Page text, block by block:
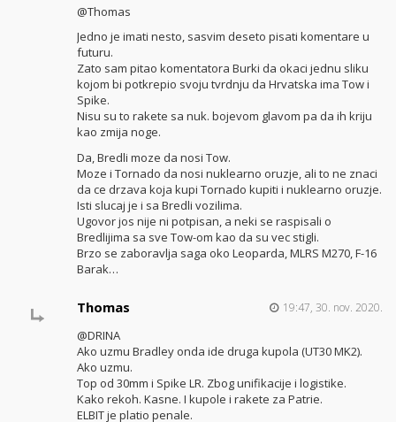
@Thomas
Jedno je imati nesto, sasvim deseto pisati komentare u
futuru.
Zato sam pitao komentatora Burki da okaci jednu sliku
kojom bi potkrepio svoju tvrdnju da Hrvatska ima Tow i
Spike.
Nisu su to rakete sa nuk. bojevom glavom pa da ih kriju
kao zmija noge.
Da, Bredli moze da nosi Tow.
Moze i Tornado da nosi nuklearno oruzje, ali to ne znaci
da ce drzava koja kupi Tornado kupiti i nuklearno oruzje.
Isti slucaj je i sa Bredli vozilima.
Ugovor jos nije ni potpisan, a neki se raspisali o
Bredlijima sa sve Tow-om kao da su vec stigli.
Brzo se zaboravlja saga oko Leoparda, MLRS M270, F-16
Barak…
Thomas 19:47, 30. nov. 2020.
@DRINA
Ako uzmu Bradley onda ide druga kupola (UT30 MK2).
Ako uzmu.
Top od 30mm i Spike LR. Zbog unifikacije i logistike.
Kako rekoh. Kasne. I kupole i rakete za Patrie.
ELBIT je platio penale.